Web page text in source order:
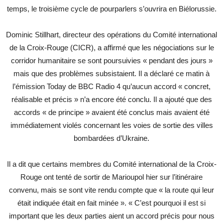
temps, le troisième cycle de pourparlers s’ouvrira en Biélorussie.
Dominic Stillhart, directeur des opérations du Comité international
de la Croix-Rouge (CICR), a affirmé que les négociations sur le
corridor humanitaire se sont poursuivies « pendant des jours »
mais que des problèmes subsistaient. Il a déclaré ce matin à
l’émission Today de BBC Radio 4 qu’aucun accord « concret,
réalisable et précis » n’a encore été conclu. Il a ajouté que des
accords « de principe » avaient été conclus mais avaient été
immédiatement violés concernant les voies de sortie des villes
bombardées d’Ukraine.
Il a dit que certains membres du Comité international de la Croix-
Rouge ont tenté de sortir de Marioupol hier sur l’itinéraire
convenu, mais se sont vite rendu compte que « la route qui leur
était indiquée était en fait minée ». « C’est pourquoi il est si
important que les deux parties aient un accord précis pour nous